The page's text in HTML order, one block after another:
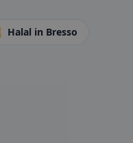
Halal in Bresso